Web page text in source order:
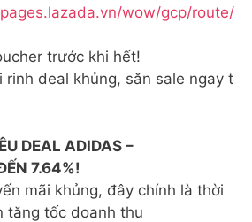
wow/gcp/route/
trước khi hết!
deal khủng, săn sale ngay t
DEAL ADIDAS –
7.64%!
mãi khủng, đây chính là thời
tăng tốc doanh thu